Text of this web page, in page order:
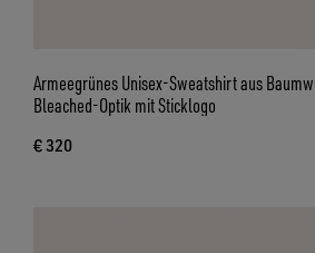
Armeegrünes Unisex-Sweatshirt aus
Bleached-Optik mit Sticklogo
€ 320